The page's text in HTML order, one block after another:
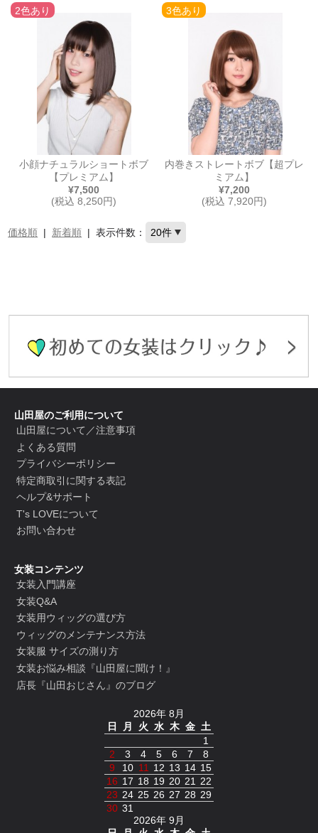
2色あり
小顔ナチュラルショートボブ
【プレミアム】
¥7,500
(税込 8,250円)
3色あり
内巻きストレートボブ【超プレ
ミアム】
¥7,200
(税込 7,920円)
価格順 | 新着順 |表示件数：
山田屋のご利用について
山田屋について／注意事項
よくある質問
プライバシーポリシー
特定商取引に関する表記
ヘルプ&サポート
T's LOVEについて
お問い合わせ
女装コンテンツ
女装入門講座
女装Q&A
女装用ウィッグの選び方
ウィッグのメンテナンス方法
女装服 サイズの測り方
女装お悩み相談『山田屋に聞け！』
店長『山田おじさん』のブログ
2026年 8月
日
月 火 水 木 金 土
1
2
3 4 5 6 7
8
9
10 11 12 13 14 15
16 17 18 19 20 21 22
23 24 25 26 27 28 29
30 31
2026年 9月